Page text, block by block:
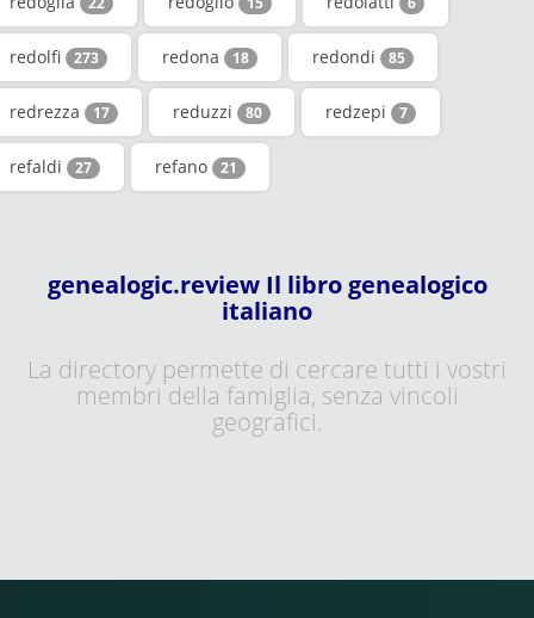
redolfi 273 redona 18 redondi 85
redrezza 17 reduzzi 80 redzepi 7
refaldi 27 refano 21
genealogic.review Il libro genealogico
italiano
La directory permette di cercare tutti i vostri
membri della famiglia, senza vincoli
geografici.